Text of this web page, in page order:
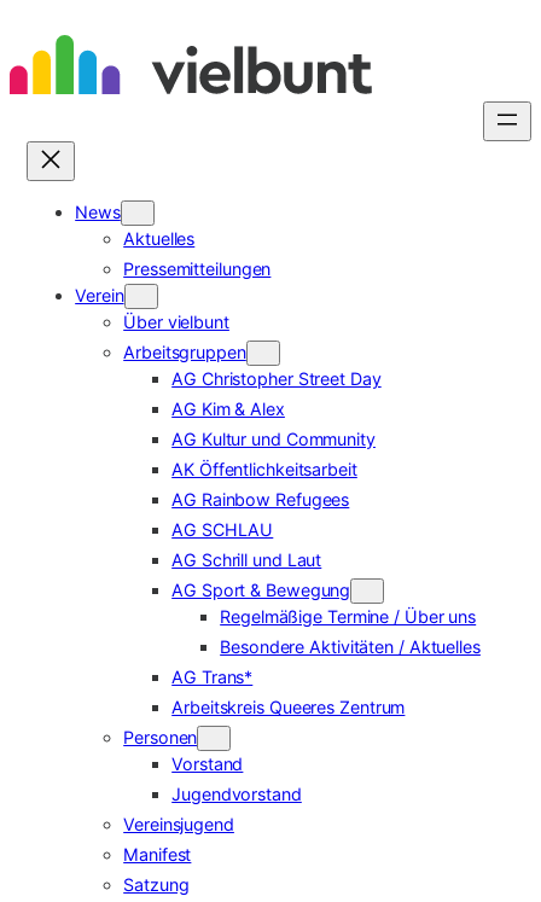
Inhalt
springen
News
Aktuelles
Pressemitteilungen
Verein
Über vielbunt
Arbeitsgruppen
AG Christopher Street Day
AG Kim & Alex
AG Kultur und Community
AK Öffentlichkeitsarbeit
AG Rainbow Refugees
AG SCHLAU
AG Schrill und Laut
AG Sport & Bewegung
Regelmäßige Termine / Über uns
Besondere Aktivitäten / Aktuelles
AG Trans*
Arbeitskreis Queeres Zentrum
Personen
Vorstand
Jugendvorstand
Vereinsjugend
Manifest
Satzung